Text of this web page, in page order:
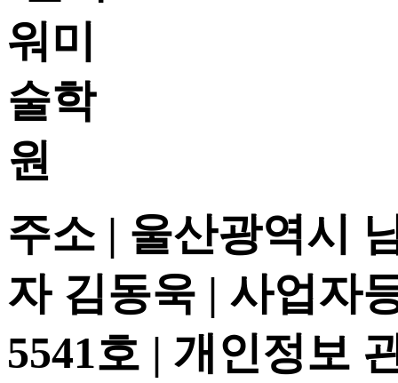
주소 | 울산광역시
자 김동욱 | 사업자
5541호 | 개인정보